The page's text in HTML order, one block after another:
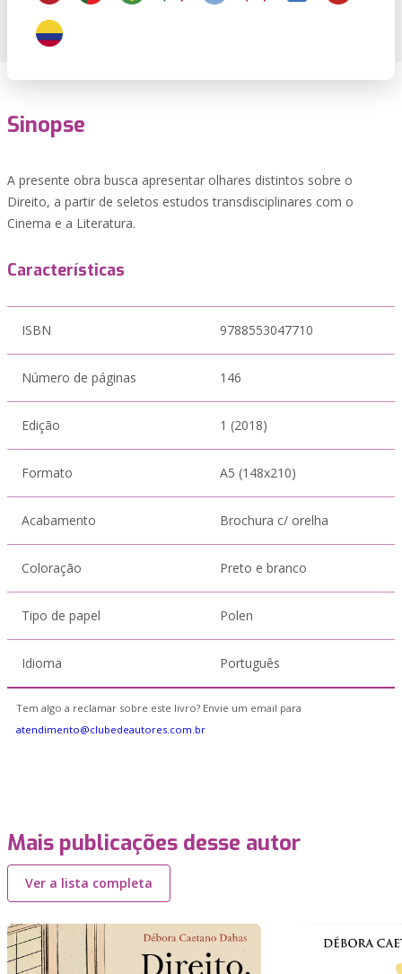
Sinopse
A presente obra busca apresentar olhares distintos sobre o
Direito, a partir de seletos estudos transdisciplinares com o
Cinema e a Literatura.
Características
ISBN 9788553047710
Número de páginas 146
Edição 1 (2018)
Formato A5 (148x210)
Acabamento Brochura c/ orelha
Coloração Preto e branco
Tipo de papel Polen
Idioma Português
Tem algo a reclamar sobre este livro? Envie um email para
atendimento@clubedeautores.com.br
Mais publicações desse autor
Ver a lista completa